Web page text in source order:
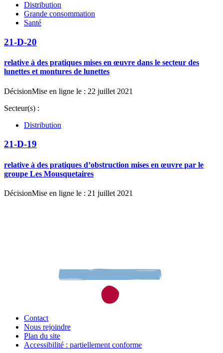
Distribution
Grande consommation
Santé
21-D-20
relative à des pratiques mises en œuvre dans le secteur des
lunettes et montures de lunettes
DécisionMise en ligne le : 22 juillet 2021
Secteur(s) :
Distribution
21-D-19
relative à des pratiques d’obstruction mises en œuvre par le
groupe Les Mousquetaires
DécisionMise en ligne le : 21 juillet 2021
Contact
Nous rejoindre
Plan du site
Accessibilité : partiellement conforme